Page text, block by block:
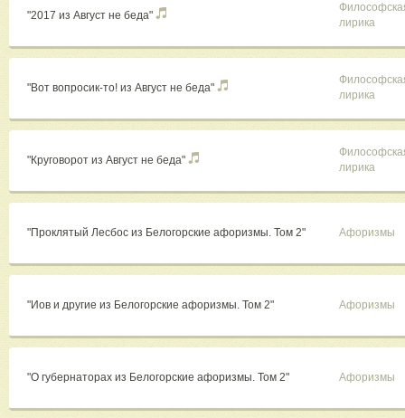
"2017 из Август не беда"
лирика
"Вот вопросик-то! из Август не беда"
лирика
"Круговорот из Август не беда"
лирика
"Проклятый Лесбос из Белогорские афоризмы. Том 2" Афоризмы
"Иов и другие из Белогорские афоризмы. Том 2" Афоризмы
"О губернаторах из Белогорские афоризмы. Том 2" Афоризмы